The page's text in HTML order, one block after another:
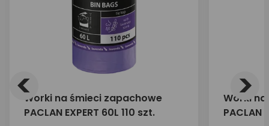
Worki na śmieci zapachowe
PACLAN EXPERT 60L 110 szt.
Worki
PACLAN
< >